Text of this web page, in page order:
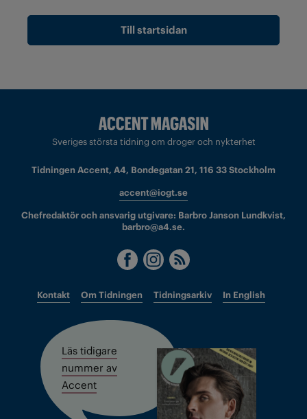
Till startsidan
Sveriges största tidning om droger och nykterhet
Tidningen Accent, A4, Bondegatan 21, 116 33 Stockholm
accent@iogt.se
Chefredaktör och ansvarig utgivare: Barbro Janson Lundkvist,
barbro@a4.se.
Kontakt Om Tidningen Tidningsarkiv In English
Läs tidigare
nummer av
Accent